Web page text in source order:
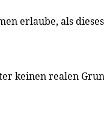
erlaube, als
keinen realen